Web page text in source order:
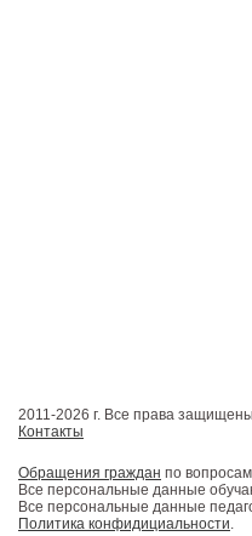
2011-2026 г. Все права
Контакты
Обращения граждан по
Все персональные данные
Все персональные данные
Политика конфидициальности.